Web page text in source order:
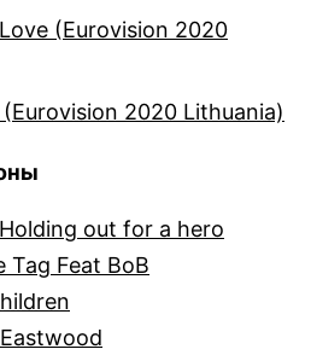
(Eurovision 2020
2020 Lithuania)
out for a hero
Tag Feat BoB